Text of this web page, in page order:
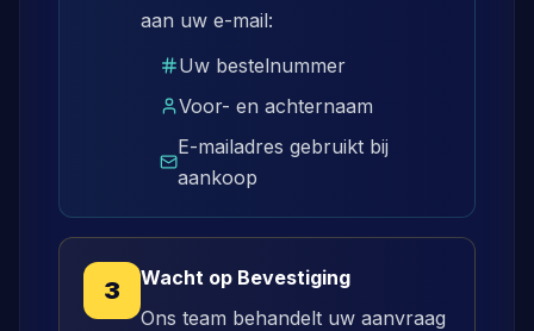
aan uw e-mail:
Uw bestelnummer
Voor- en achternaam
E-mailadres gebruikt bij
aankoop
3
Wacht op Bevestiging
Ons team behandelt uw aanvraag